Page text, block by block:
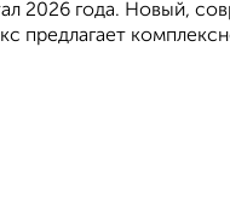
2026 года. Новый,